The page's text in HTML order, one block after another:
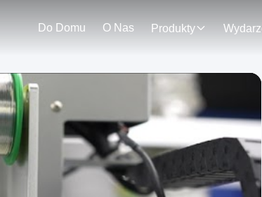
Do Domu O Nas Produkty